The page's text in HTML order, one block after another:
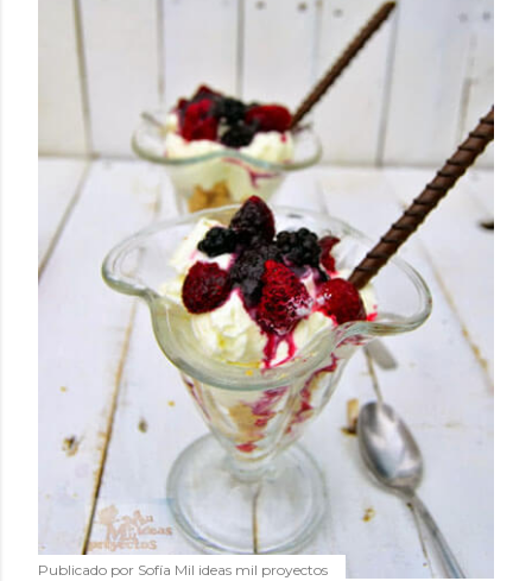
Publicado por Sofía Mil ideas mil proyectos